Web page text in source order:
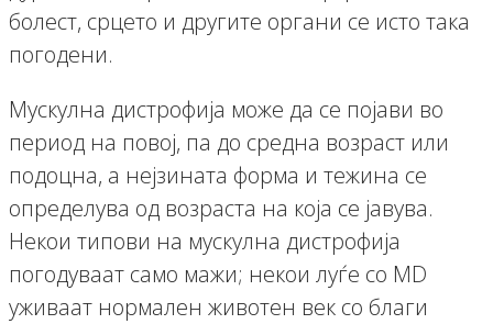
болест, срцето и другите органи се исто така
погодени.
Мускулна дистрофија може да се појави во
период на повој, па до средна возраст или
подоцна, а нејзината форма и тежина се
определува од возраста на која се јавува.
Некои типови на мускулна дистрофија
погодуваат само мажи; некои луѓе со MD
уживаат нормален животен век со благи